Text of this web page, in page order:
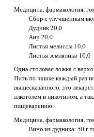
Медицина, фармакология,
Сбор с улучшенным
Дудник 20,0
Аир 20,0
Листья мелиссы 10,0
Листья земляники 10,0
Одна столовая ложка с
Пить по чашке каждый раз
вышесказанного, это
алкоголем и никотином, а
пищеварению.
Медицина, фармакология,
Вино из дудника: 50 г